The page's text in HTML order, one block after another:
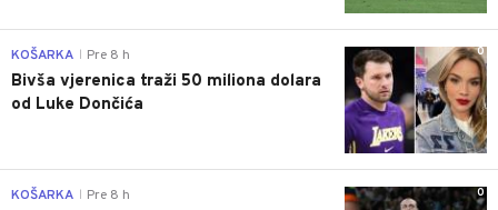
0
KOŠARKA Pre 8 h
Bivša vjerenica traži 50 miliona dolara
od Luke Dončića
0
KOŠARKA Pre 8 h